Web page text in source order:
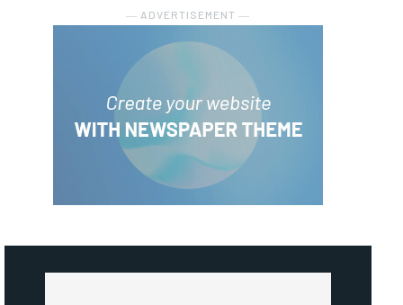
― ADVERTISEMENT ―